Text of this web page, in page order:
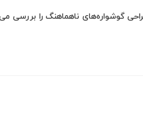
گوشواره‌های ناهماهنگ را